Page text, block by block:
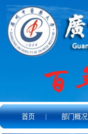
首页 | 部门概况